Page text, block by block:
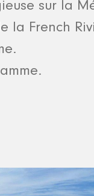
sur la
la French